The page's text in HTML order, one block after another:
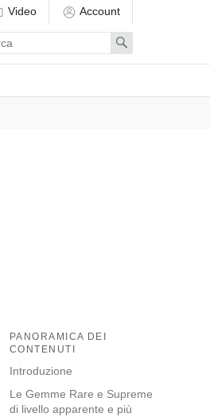
Video Account
Search
PANORAMICA DEI
CONTENUTI
Introduzione
Le Gemme Rare e Supreme
di livello apparente e più